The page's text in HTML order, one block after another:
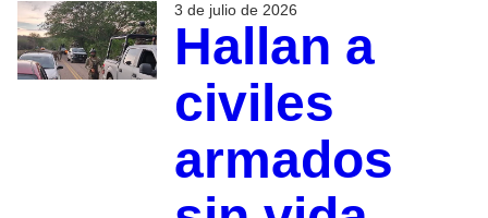
3 de julio de 2026
Hallan a
civiles
armados